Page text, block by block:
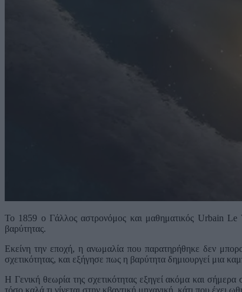
Το 1859 ο Γάλλος αστρονόμος και μαθηματικός Urbain Le
βαρύτητας.
Εκείνη την εποχή, η ανωμαλία που παρατηρήθηκε δεν
σχετικότητας, και εξήγησε πως η βαρύτητα δημιουργεί μια
Η Γενική θεωρία της σχετικότητας εξηγεί ακόμα και